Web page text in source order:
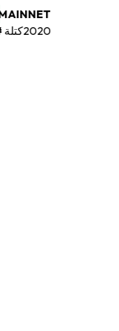
2020